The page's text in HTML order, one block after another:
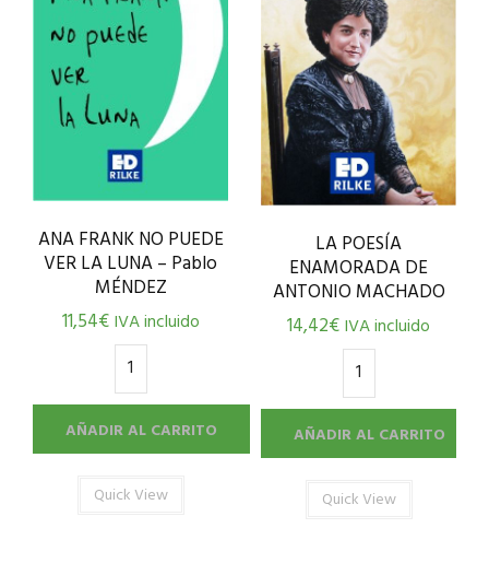
ANA FRANK NO PUEDE
VER LA LUNA – Pablo
MÉNDEZ
11,54€ IVA incluido
AÑADIR AL CARRITO
Quick View
LA POESÍA
ENAMORADA DE
ANTONIO MACHADO
14,42€IVA incluido
AÑADIR AL CARRITO
Quick View